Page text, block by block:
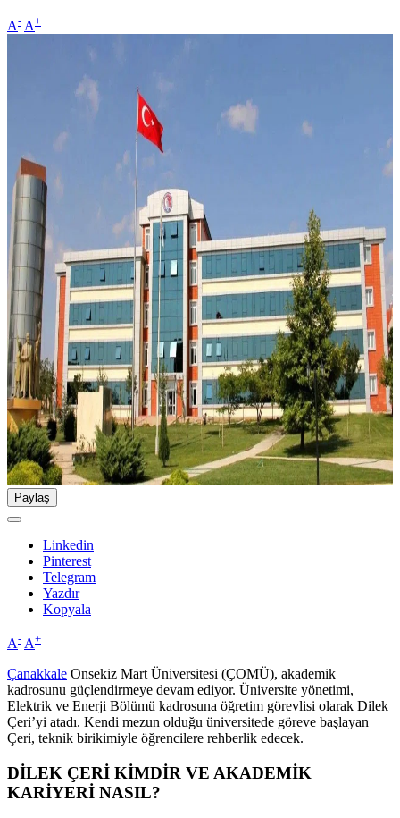
A- A+
Paylaş
Linkedin
Pinterest
Telegram
Yazdır
Kopyala
A- A+
Çanakkale Onsekiz Mart Üniversitesi (ÇOMÜ), akademik
kadrosunu güçlendirmeye devam ediyor. Üniversite yönetimi,
Elektrik ve Enerji Bölümü kadrosuna öğretim görevlisi olarak Dilek
Çeri’yi atadı. Kendi mezun olduğu üniversitede göreve başlayan
Çeri, teknik birikimiyle öğrencilere rehberlik edecek.
DİLEK ÇERİ KİMDİR VE AKADEMİK
KARİYERİ NASIL?